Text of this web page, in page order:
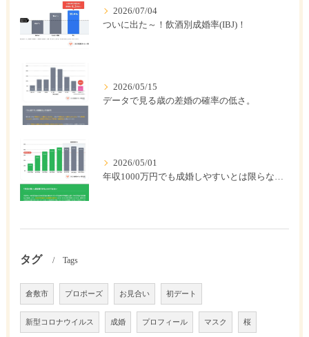
2026/07/04
ついに出た～！飲酒別成婚率(IBJ)！
2026/05/15
データで見る歳の差婚の確率の低さ。
2026/05/01
年収1000万円でも成婚しやすいとは限らない? 「年収帯別の成婚率」のリアル
タグ Tags
倉敷市 プロポーズ お見合い 初デート
新型コロナウイルス 成婚 プロフィール マスク 桜